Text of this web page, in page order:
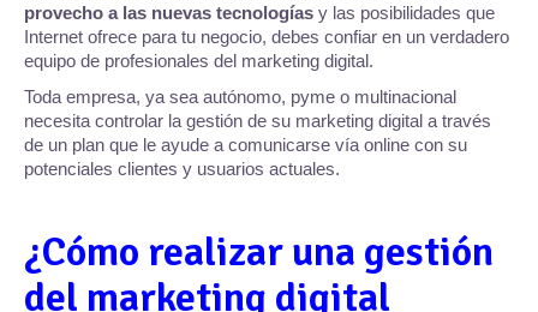
provecho a las nuevas tecnologías y las posibilidades que
Internet ofrece para tu negocio, debes confiar en un verdadero
equipo de profesionales del marketing digital.
Toda empresa, ya sea autónomo, pyme o multinacional
necesita controlar la gestión de su marketing digital a través
de un plan que le ayude a comunicarse vía online con su
potenciales clientes y usuarios actuales.
¿Cómo realizar una gestión
del marketing digital